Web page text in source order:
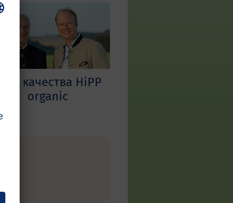
Знак качества HiPP
organic